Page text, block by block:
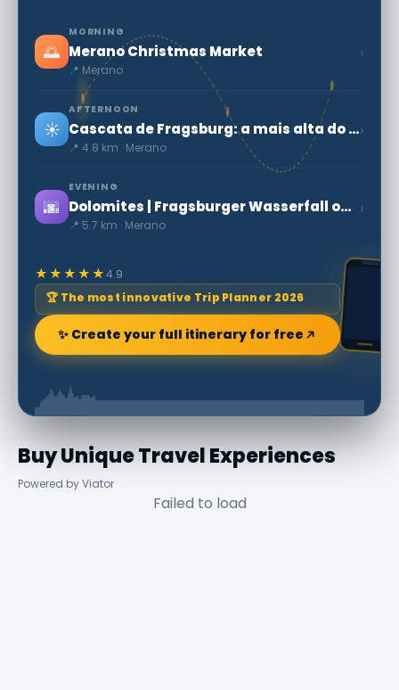
🌅
MORNING
Merano Christmas Market
📍 Merano
›
☀️
AFTERNOON
Cascata de Fragsburg: a mais alta do Tirol do Sul
📍 4.8 km · Merano
›
🌆
EVENING
Dolomites | Fragsburger Wasserfall ou Cascata del rio Sinigo
📍 5.7 km · Merano
›
★★★★★4.9
🏆 The most innovative Trip Planner 2026
✨ Create your full itinerary for free
Buy Unique Travel Experiences
Powered by Viator
Failed to load